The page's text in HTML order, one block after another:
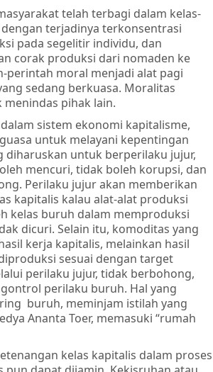
telah terbagi dalam kelas-
terjadinya terkonsentrasi
pada segelitir individu, dan
corak produksi dari nomaden ke
perintah moral menjadi alat pagi
sedang berkuasa. Moralitas
pihak lain.
sistem ekonomi kapitalisme,
untuk melayani kepentingan
diharuskan untuk berperilaku jujur,
mencuri, tidak boleh korupsi, dan
Perilaku jujur akan memberikan
kapitalis kalau alat-alat produksi
kelas buruh dalam memproduksi
dicuri. Selain itu, komoditas yang
kerja kapitalis, melainkan hasil
sesuai dengan target
perilaku jujur, tidak berbohong,
perilaku buruh. Hal yang
buruh, meminjam istilah yang
Ananta Toer, memasuki “rumah
kelas kapitalis dalam proses